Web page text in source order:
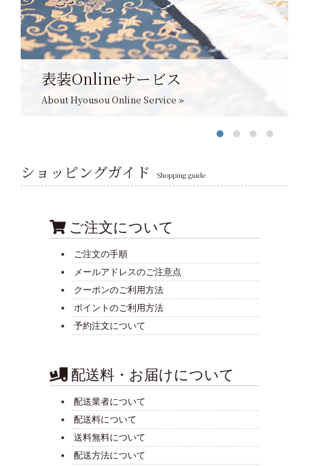
表装Onlineサービス
About Hyousou Online Service »
ショッピングガイド Shopping guide
ご注文について
ご注文の手順
メールアドレスのご注意点
クーポンのご利用方法
ポイントのご利用方法
予約注文について
配送料・お届けについて
配送業者について
配送料について
送料無料について
配送方法について